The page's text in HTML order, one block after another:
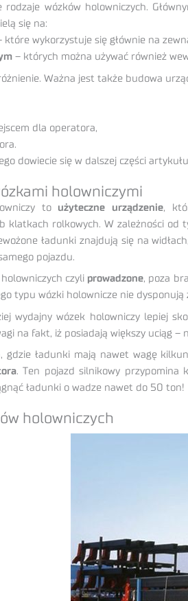
wózków holowniczych.
się na:
które wykorzystuje się głównie na
– których można używać również
Ważna jest także budowa
dla operatora,
dowiecie się w dalszej części
holowniczymi
to użyteczne urządzenie,
klatkach rolkowych. W zależności od
ładunki znajdują się na
pojazdu.
czyli prowadzone, poza
typu wózki holownicze nie
wydajny wózek holowniczy lepiej
na fakt, iż posiadają większy uciąg –
gdzie ładunki mają nawet wagę
. Ten pojazd silnikowy przypomina
ładunki o wadze nawet do 50 ton!
holowniczych